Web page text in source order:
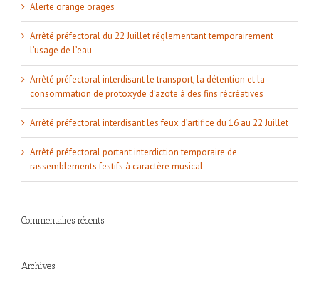
Alerte orange orages
Arrêté préfectoral du 22 Juillet réglementant temporairement
l’usage de l’eau
Arrêté préfectoral interdisant le transport, la détention et la
consommation de protoxyde d’azote à des fins récréatives
Arrêté préfectoral interdisant les feux d’artifice du 16 au 22 Juillet
Arrêté préfectoral portant interdiction temporaire de
rassemblements festifs à caractère musical
Commentaires récents
Archives